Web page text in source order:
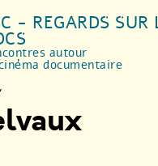
- REGARDS SUR
autour
documentaire